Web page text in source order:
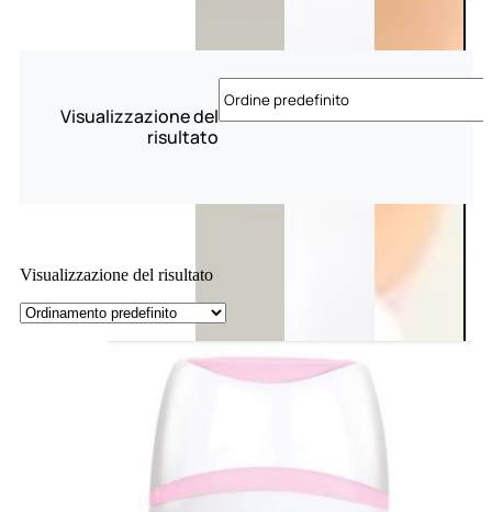
Visualizzazione del
risultato
Visualizzazione del risultato